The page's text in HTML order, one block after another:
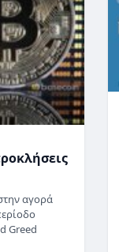
αγορά
Greed